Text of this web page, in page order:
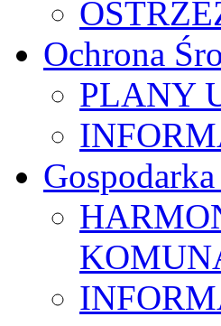
Ochrona
PLANY